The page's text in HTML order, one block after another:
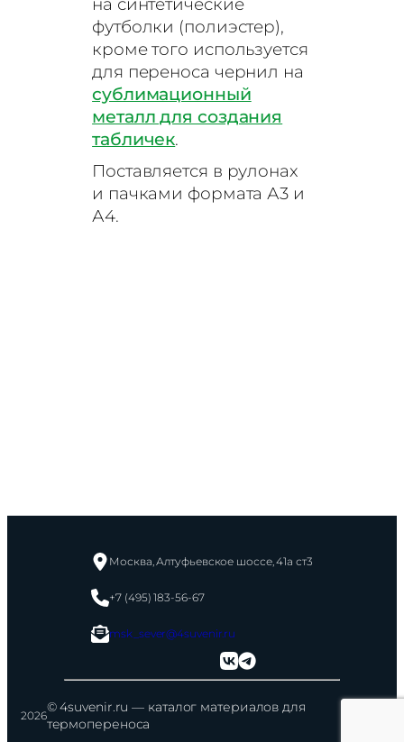
футболки (полиэстер),
кроме того используется
для переноса чернил на
сублимационный
металл для создания
табличек.
Поставляется в рулонах
и пачками формата А3 и
А4.
Москва, Алтуфьевское шоссе, 41а ст3
+7 (495) 183-56-67
msk_sever@4suvenir.ru
2026
© 4suvenir.ru — каталог материалов для
термопереноса